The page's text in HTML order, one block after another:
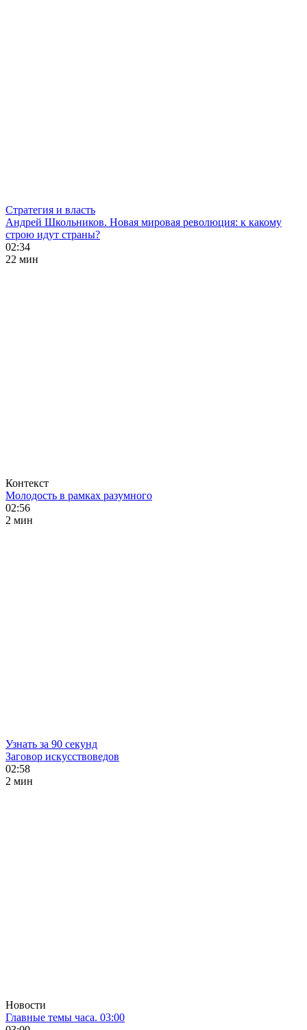
Стратегия и власть
Андрей Школьников. Новая мировая революция: к какому
строю идут страны?
02:34
22 мин
Контекст
Молодость в рамках разумного
02:56
2 мин
Узнать за 90 секунд
Заговор искусствоведов
02:58
2 мин
Новости
Главные темы часа. 03:00